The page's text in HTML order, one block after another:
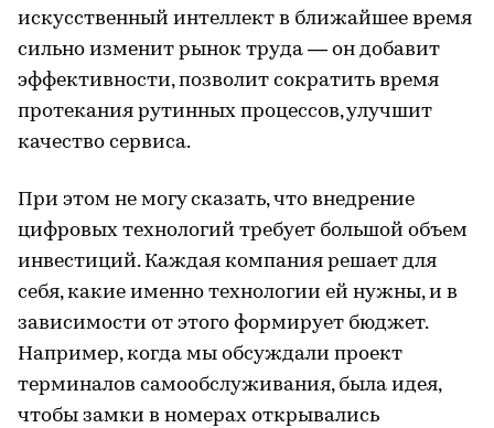
искусственный интеллект в ближайшее время
сильно изменит рынок труда — он добавит
эффективности, позволит сократить время
протекания рутинных процессов, улучшит
качество сервиса.
При этом не могу сказать, что внедрение
цифровых технологий требует большой объем
инвестиций. Каждая компания решает для
себя, какие именно технологии ей нужны, и в
зависимости от этого формирует бюджет.
Например, когда мы обсуждали проект
терминалов самообслуживания, была идея,
чтобы замки в номерах открывались